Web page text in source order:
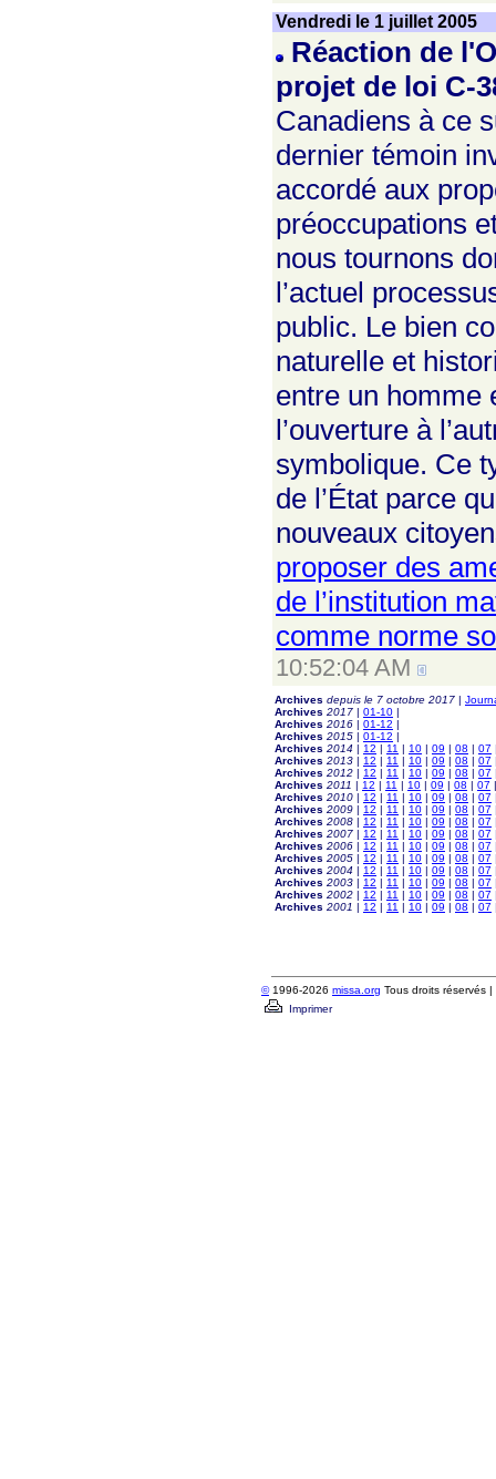
Vendredi le 1 juillet 2005
Réaction de
projet de loi C-
Canadiens à ce
dernier témoin
accordé aux
préoccupations
nous tournons
l’actuel
public. Le bien
naturelle et
entre un homme
l’ouverture à
symbolique. Ce
de l’État parce
nouveaux
proposer des
de l’institution
comme norme
10:52:04 AM
Archives depuis le 7 octobre 2017 |
Archives 2017 | 01-10 |
Archives 2016 | 01-12 |
Archives 2015 | 01-12 |
Archives 2014 | 12 | 11 | 10 | 09 | 08 | 07
Archives 2013 | 12 | 11 | 10 | 09 | 08 | 07
Archives 2012 | 12 | 11 | 10 | 09 | 08 | 07
Archives 2011 | 12 | 11 | 10 | 09 | 08 | 07
Archives 2010 | 12 | 11 | 10 | 09 | 08 | 07
Archives 2009 | 12 | 11 | 10 | 09 | 08 | 07
Archives 2008 | 12 | 11 | 10 | 09 | 08 | 07
Archives 2007 | 12 | 11 | 10 | 09 | 08 | 07
Archives 2006 | 12 | 11 | 10 | 09 | 08 | 07
Archives 2005 | 12 | 11 | 10 | 09 | 08 | 07
Archives 2004 | 12 | 11 | 10 | 09 | 08 | 07
Archives 2003 | 12 | 11 | 10 | 09 | 08 | 07
Archives 2002 | 12 | 11 | 10 | 09 | 08 | 07
Archives 2001 | 12 | 11 | 10 | 09 | 08 | 07
©1996-2026 missa.org Tous droits réservés |
Imprimer